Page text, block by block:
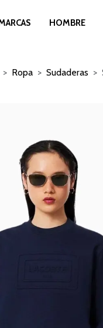
HOMBRE
Ropa Sudaderas